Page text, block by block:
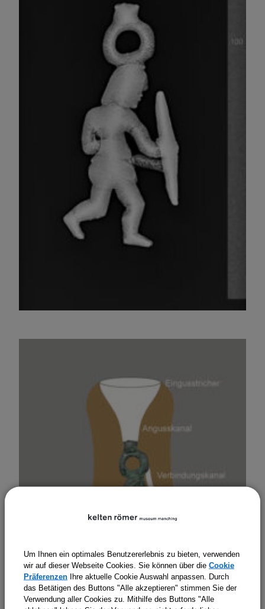
Um Ihnen ein optimales Benutzererlebnis zu bieten, verwenden
wir auf dieser Webseite Cookies. Sie können über die Cookie
Präferenzen Ihre aktuelle Cookie Auswahl anpassen. Durch
das Betätigen des Buttons "Alle akzeptieren" stimmen Sie der
Verwendung aller Cookies zu. Mithilfe des Buttons "Alle